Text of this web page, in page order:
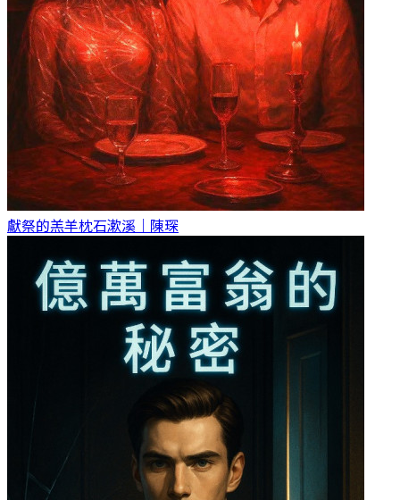
獻祭的羔羊枕石漱溪｜陳琛